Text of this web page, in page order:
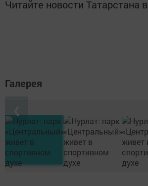
Читайте новости
Галерея